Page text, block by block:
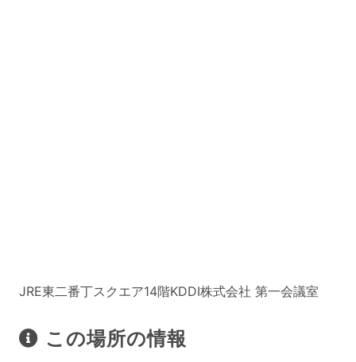
JRE東二番丁スクエア14階KDDI株式会社 第一会議室
この場所の情報